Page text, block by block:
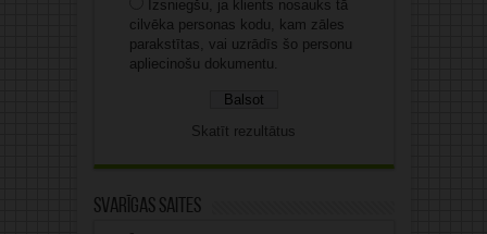
Izsniegšu, ja klients nosauks tā
cilvēka personas kodu, kam zāles
parakstītas, vai uzrādīs šo personu
apliecinošu dokumentu.
Skatīt rezultātus
Svarīgas saites